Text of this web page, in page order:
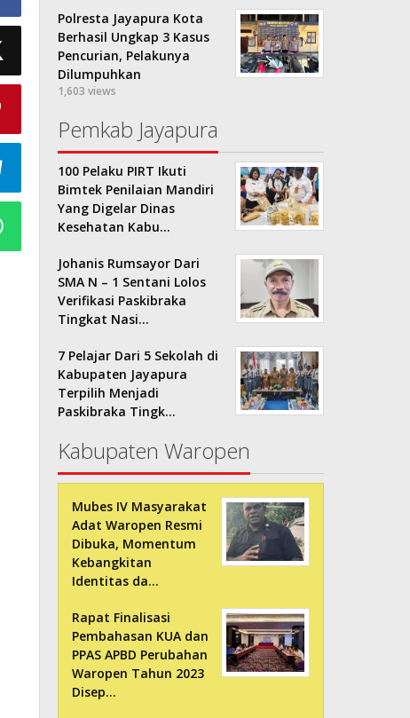
Polresta Jayapura Kota
Berhasil Ungkap 3 Kasus
Pencurian, Pelakunya
Dilumpuhkan
1,603 views
Pemkab Jayapura
100 Pelaku PIRT Ikuti
Bimtek Penilaian Mandiri
Yang Digelar Dinas
Kesehatan Kabu…
Johanis Rumsayor Dari
SMA N – 1 Sentani Lolos
Verifikasi Paskibraka
Tingkat Nasi…
7 Pelajar Dari 5 Sekolah di
Kabupaten Jayapura
Terpilih Menjadi
Paskibraka Tingk…
Kabupaten Waropen
Mubes IV Masyarakat
Adat Waropen Resmi
Dibuka, Momentum
Kebangkitan
Identitas da…
Rapat Finalisasi
Pembahasan KUA dan
PPAS APBD Perubahan
Waropen Tahun 2023
Disep…